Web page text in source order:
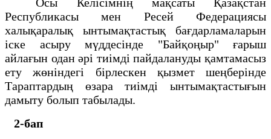
Республикасы мен Ресей Федерациясы
халықаралық ынтымақтастық бағдарламаларын
іске асыру мүддесінде "Байқоңыр" ғарыш
айлағын одан әрі тиімді пайдалануды қамтамасыз
ету жөніндегі бірлескен қызмет шеңберінде
Тараптардың өзара тиімді ынтымақтастығын
дамыту болып табылады.
2-бап